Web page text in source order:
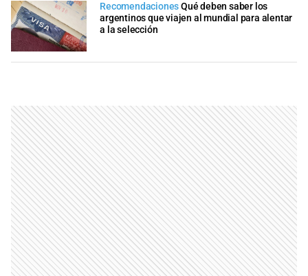
RecomendacionesQué deben saber los
argentinos que viajen al mundial para alentar
a la selección